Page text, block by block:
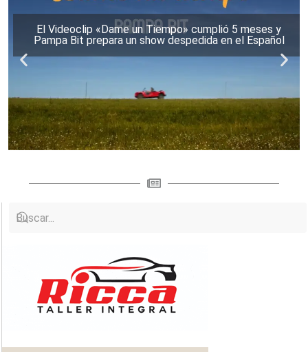
El Videoclip «Dame un Tiempo» cumplió 5 meses y
Pampa Bit prepara un show despedida en el Español